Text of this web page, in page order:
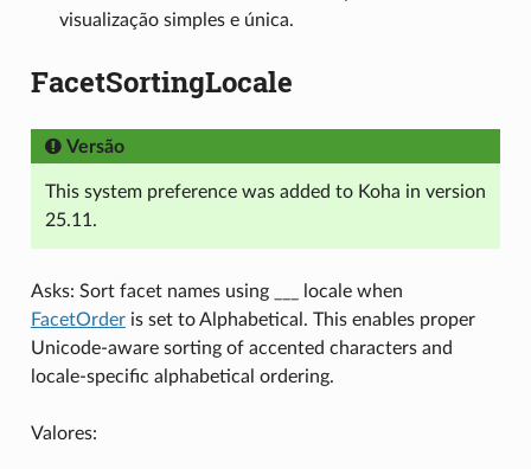
visualização simples e única.
FacetSortingLocale
Versão
This system preference was added to Koha in version
25.11.
Asks: Sort facet names using ___ locale when
FacetOrderis set to Alphabetical. This enables proper
Unicode-aware sorting of accented characters and
locale-specific alphabetical ordering.
Valores: